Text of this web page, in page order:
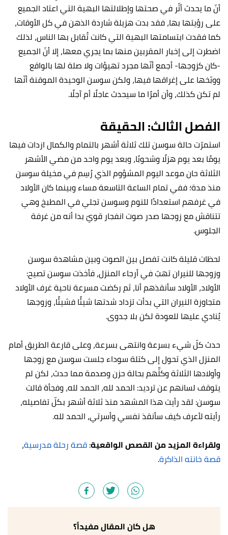
أنّ ما يحدث أثّر في صحتها وإطلالتها البهية التي اعتاد الجميع
على رؤيتها بها، فقد بدت هزيلة شاردة الذهن في كل الأوقات،
كما فقدت ابتسامتها البهية التي كانت تُقابل بها الناس، لذلك
اضطرت إلى إخبار المقربين منها بما يجري معها، إلا أنّ الجميع
-كان كزوجها- أجمع أنّها مجرد تهيؤات ولا صلة لها بالواقع
ووبّخها على إغراقها فيها، ولكن سوسن الوحيدة الموقنة أنّها
لم تكن كذلك، وأن أمرًا ما سيحدث عاجلًا أم آجلًا.
الفصل الثالث: الحقيقة
استمرّت حالة سوسن تلك ثلاثة أشهر بالتمام والكمال ازدات فيها
يومًا بعد يوم هزلًا وشحوبًا، وبعد يوم واحد من مضي الأشهر
الثلاثة حان موعد اليوم المشؤوم الذي رُسِم في مخيلة سوسن
منذ مدة؛ ففي تمام الساعة التاسعة مساء وبينما كان الأولاد
في غرفهم استعدادًا للنوم وسوسن تجلي في المطبخ وهي
تتناقش مع زوجها صدر صوت انفجار قويّ بدا أنه من غرفة
الجلوس.
لحظات قليلة كانت تفصل بين الصوت وبين مشاهدة سوسن
وزوجها للنيران تهبّ في أرجاء المنزل، فأخذت سوسن تصيح:
الأولاد، الأولاد سأنقذهم أنا، ثم ركضت مسرعة ناحية غرف الأولاد
متجاوزة النيران التي بدأت تزداد شدتها شيئًا فشيئًا، وزوجها
يُنادي عليها للعودة لكن بلا جدوى.
حدث كلّ شيء بسرعة وانتهى بسرعة، وعلى قارعة الطريق أمام
المنزل الذي تحول إلى كتلة سوداء جلست سوسن مع زوجها
وأولادها الثلاثة وكلّّهم بحالة حزن وصدمة مما حدث، لكن لم
يتوقف لسانهم عن ترديد: الحمد لله، الحمد لله، وفجأة قالت
سوسن: لقد رأيت هذا المشهد منذ ثلاثة أشهر بكلّ تفاصيله،
رأيته لأعرف كيف سأنقذ نفسي وأسرتي، الحمد لله.
ولقراءة المزيد من القصص الواقعية:قصة رحلة مدرسية،
قصة خانته الذاكرة.
هل كان المقال مفيداً؟